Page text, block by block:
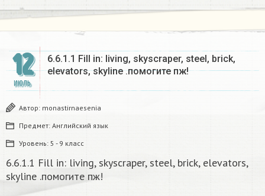
12
ИЮЛЬ
6.6.1.1 Fill in: living, skyscraper, steel, brick,
elevators, skyline .помогите пж!
Автор: monastirnaesenia
Предмет: Английский язык
Уровень: 5 - 9 класс
6.6.1.1 Fill in: living, skyscraper, steel, brick, elevators,
skyline .помогите пж!